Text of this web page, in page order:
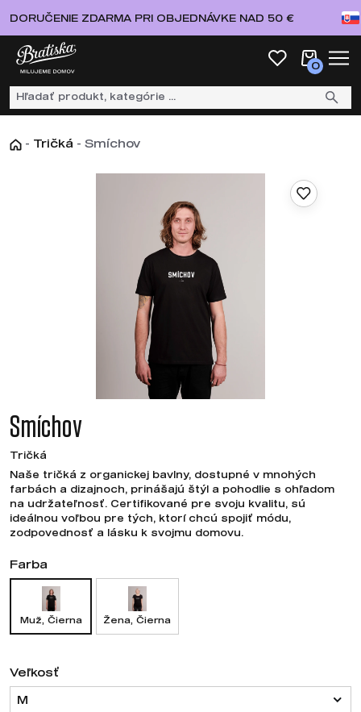
DORUČENIE ZDARMA PRI OBJEDNÁVKE NAD 50 €
0
- Tričká - Smíchov
Smíchov
Tričká
Naše tričká z organickej bavlny, dostupné v mnohých
farbách a dizajnoch, prinášajú štýl a pohodlie s ohľadom
na udržateľnosť. Certifikované pre svoju kvalitu, sú
ideálnou voľbou pre tých, ktorí chcú spojiť módu,
zodpovednosť a lásku k svojmu domovu.
Farba
Muž, Čierna Žena, Čierna
Veľkosť
M